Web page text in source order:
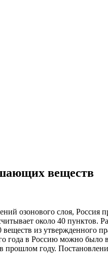
веществ
озонового слоя, Россия
около 40 пунктов.
из утвержденного
года в Россию можно
году.